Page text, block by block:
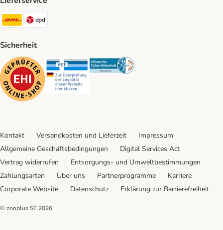
DHL Shipping Method
Sicherheit
Security Security Security
Kontakt Versandkosten und Lieferzeit
Impressum
Allgemeine Geschäftsbedingungen
Digital Services Act
Vertrag widerrufen
Entsorgungs- und Umweltbestimmungen
Zahlungsarten
Über uns Partnerprogramme
Karriere
Corporate Website
Datenschutz Erklärung zur Barrierefreiheit
© zooplus SE 2026